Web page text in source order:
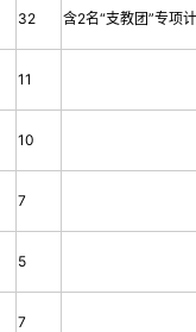
32 含2名“支教团”专项
11
10
7
5
7